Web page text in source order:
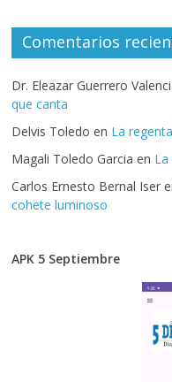
Comentarios
Dr. Eleazar Guerrero
que canta
Delvis Toledo en La
Magali Toledo Garcia en
Carlos Ernesto Bernal Iser
cohete luminoso
APK 5 Septiembre